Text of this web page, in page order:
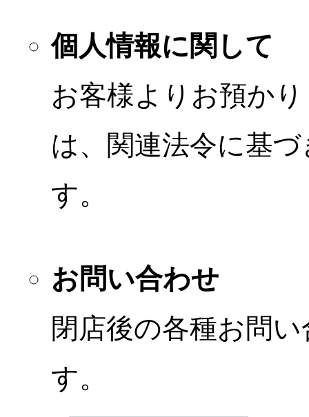
個人情報に関して
お客様よりお預か
は、関連法令に基
す。
お問い合わせ
閉店後の各種お問
す。